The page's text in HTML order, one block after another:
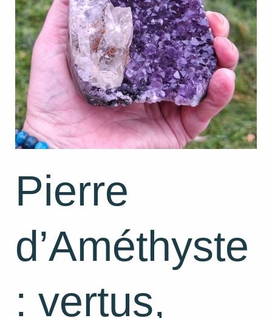
Pierre
d’Améthyste
: vertus,